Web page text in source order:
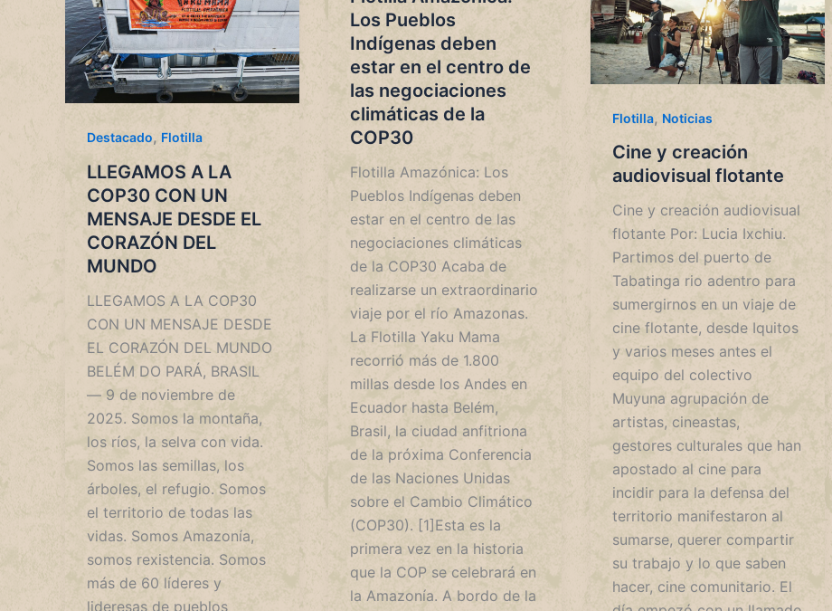
Destacado, Flotilla
LLEGAMOS A LA
COP30 CON UN
MENSAJE DESDE EL
CORAZÓN DEL
MUNDO
LLEGAMOS A LA COP30
CON UN MENSAJE DESDE
EL CORAZÓN DEL MUNDO
BELÉM DO PARÁ, BRASIL
— 9 de noviembre de
2025. Somos la montaña,
los ríos, la selva con vida.
Somos las semillas, los
árboles, el refugio. Somos
el territorio de todas las
vidas. Somos Amazonía,
somos rexistencia. Somos
más de 60 líderes y
lideresas de pueblos
Los Pueblos
Indígenas deben
estar en el centro de
las negociaciones
climáticas de la
COP30
Flotilla Amazónica: Los
Pueblos Indígenas deben
estar en el centro de las
negociaciones climáticas
de la COP30 Acaba de
realizarse un extraordinario
viaje por el río Amazonas.
La Flotilla Yaku Mama
recorrió más de 1.800
millas desde los Andes en
Ecuador hasta Belém,
Brasil, la ciudad anfitriona
de la próxima Conferencia
de las Naciones Unidas
sobre el Cambio Climático
(COP30). [1]Esta es la
primera vez en la historia
que la COP se celebrará en
la Amazonía. A bordo de la
Flotilla, Noticias
Cine y creación
audiovisual flotante
Cine y creación audiovisual
flotante Por: Lucia Ixchiu.
Partimos del puerto de
Tabatinga rio adentro para
sumergirnos en un viaje de
cine flotante, desde Iquitos
y varios meses antes el
equipo del colectivo
Muyuna agrupación de
artistas, cineastas,
gestores culturales que han
apostado al cine para
incidir para la defensa del
territorio manifestaron al
sumarse, querer compartir
su trabajo y lo que saben
hacer, cine comunitario. El